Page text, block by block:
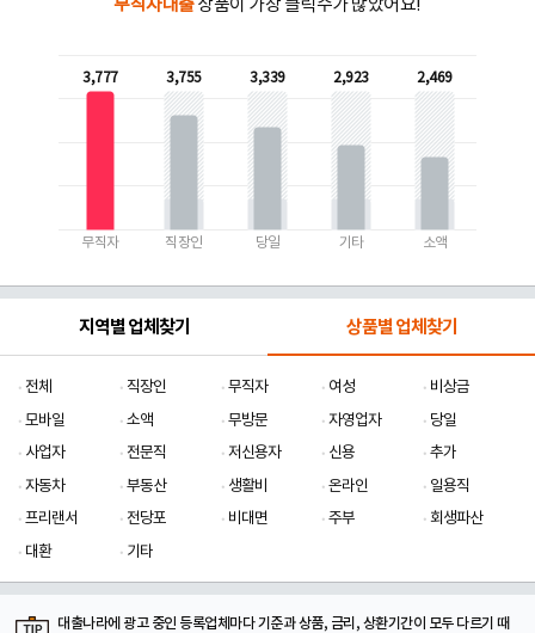
무직자대출상품이 가장 클릭수가 많았어요!
3,777
무직자
3,755
직장인
3,339
당일
2,923
기타
2,469
소액
지역별 업체찾기 상품별 업체찾기
전체 직장인 무직자 여성
비상금
모바일
소액 무방문 자영업자
당일
사업자
전문직 저신용자 신용
추가
자동차
부동산 생활비 온라인
일용직
프리랜서
전당포 비대면 주부
회생파산
대환
기타
대출나라에 광고 중인 등록업체마다 기준과 상품, 금리, 상환기간이 모두 다르기 때